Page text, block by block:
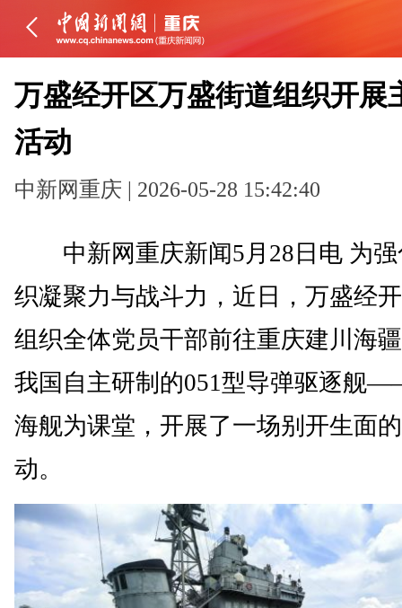
万盛经开区万盛街道组织开展
活动
中新网重庆 | 2026-05-28 15:42:40
中新网重庆新闻5月28日电 为强
织凝聚力与战斗力，近日，万盛经
组织全体党员干部前往重庆建川海
我国自主研制的051型导弹驱逐舰
海舰为课堂，开展了一场别开生面
动。